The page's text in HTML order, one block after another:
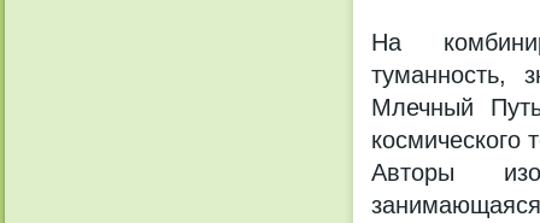
На
туманность,
Млечный
космического
Авторы